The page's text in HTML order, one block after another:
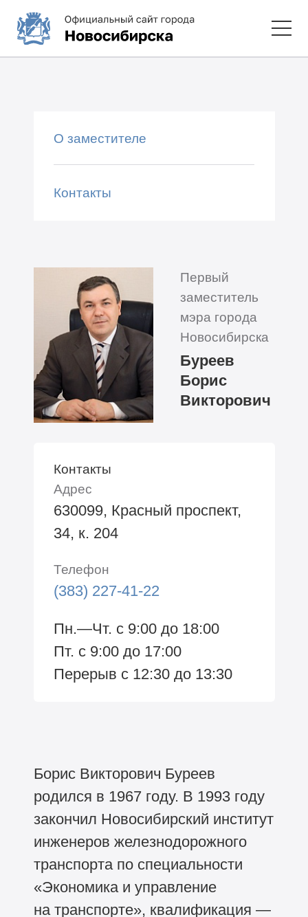
О заместителе
Контакты
Первый
заместитель
мэра города
Новосибирска
Буреев
Борис
Викторович
Контакты
Адрес
630099, Красный проспект,
34, к. 204
Телефон
(383) 227-41-22
Пн.—Чт. с 9:00 до 18:00
Пт. с 9:00 до 17:00
Перерыв с 12:30 до 13:30
Борис Викторович Буреев
родился в 1967 году. В 1993 году
закончил Новосибирский институт
инженеров железнодорожного
транспорта по специальности
«Экономика и управление
на транспорте», квалификация —